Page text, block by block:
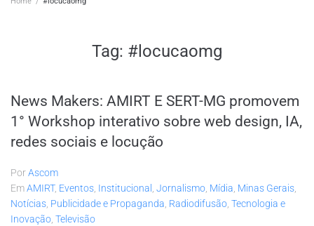
Tag: #locucaomg
News Makers: AMIRT E SERT-MG promovem
1° Workshop interativo sobre web design, IA,
redes sociais e locução
PorAscom
EmAMIRT, Eventos Institucional Jornalismo Mídia Minas Gerais
Notícias Publicidade e Propaganda Radiodifusão Tecnologia e
Inovação Televisão